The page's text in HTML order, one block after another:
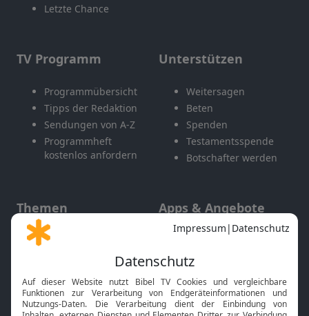
Letzte Chance
TV Programm
Programmübersicht
Tipps der Redaktion
Sendungen von A-Z
Programmheft
kostenlos anfordern
Unterstützen
Weitersagen
Beten
Spenden
Testamentsspende
Botschafter werden
Themen
Gott und Bibel erklärt
Neuigkeiten
Apps & Angebote
Mobile App
Smart TV
HbbTV